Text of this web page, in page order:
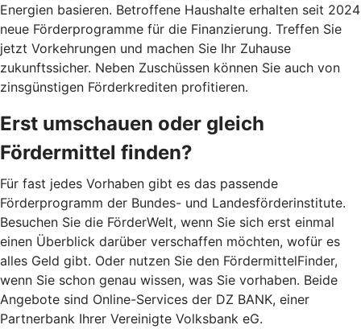
Energien basieren. Betroffene Haushalte erhalten seit 2024
neue Förderprogramme für die Finanzierung. Treffen Sie
jetzt Vorkehrungen und machen Sie Ihr Zuhause
zukunftssicher. Neben Zuschüssen können Sie auch von
zinsgünstigen Förderkrediten profitieren.
Erst umschauen oder gleich
Fördermittel finden?
Für fast jedes Vorhaben gibt es das passende
Förderprogramm der Bundes- und Landesförderinstitute.
Besuchen Sie die FörderWelt, wenn Sie sich erst einmal
einen Überblick darüber verschaffen möchten, wofür es
alles Geld gibt. Oder nutzen Sie den FördermittelFinder,
wenn Sie schon genau wissen, was Sie vorhaben. Beide
Angebote sind Online-Services der DZ BANK, einer
Partnerbank Ihrer Vereinigte Volksbank eG.